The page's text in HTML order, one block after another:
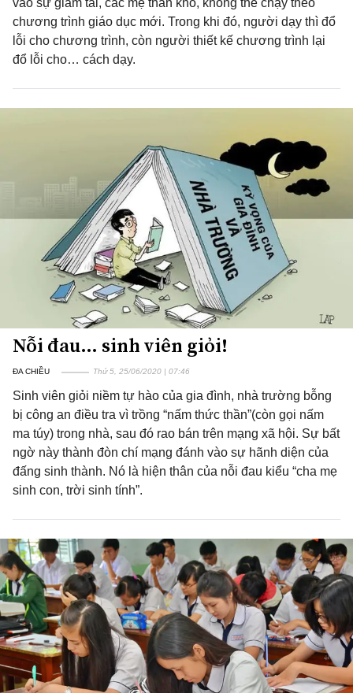
vào sự giảm tải, các mẹ than khó, không thể chạy theo
chương trình giáo dục mới. Trong khi đó, người dạy thì đổ
lỗi cho chương trình, còn người thiết kế chương trình lại
đổ lỗi cho… cách dạy.
Nỗi đau… sinh viên giỏi!
ĐA CHIỀU Thứ 5, 25/06/2020 | 07:46
Sinh viên giỏi niềm tự hào của gia đình, nhà trường bỗng
bị công an điều tra vì trồng “nấm thức thần”(còn gọi nấm
ma túy) trong nhà, sau đó rao bán trên mạng xã hội. Sự bất
ngờ này thành đòn chí mạng đánh vào sự hãnh diện của
đấng sinh thành. Nó là hiện thân của nỗi đau kiểu “cha mẹ
sinh con, trời sinh tính”.